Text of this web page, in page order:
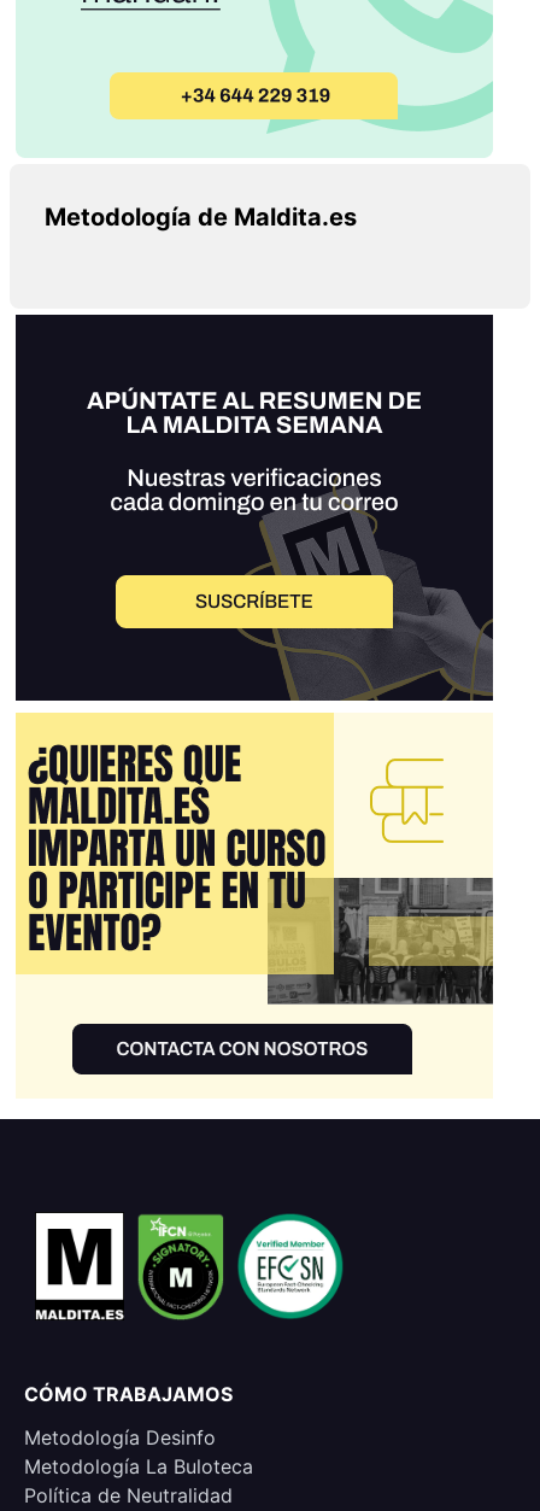
Metodología de Maldita.es
CÓMO TRABAJAMOS
Metodología Desinfo
Metodología La Buloteca
Política de Neutralidad